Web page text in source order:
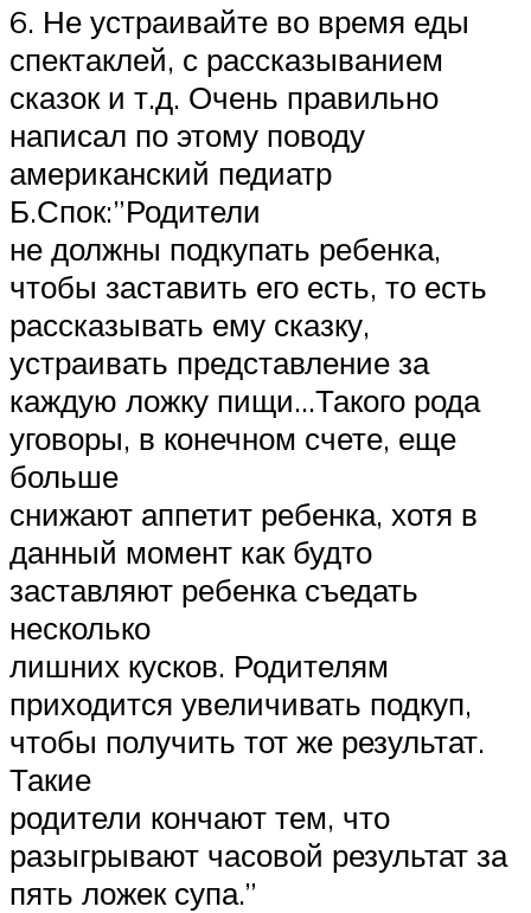
6. Не устраивайте во время еды
спектаклей, с рассказыванием
сказок и т.д. Очень правильно
написал по этому поводу
американский педиатр
Б.Спок:”Родители
не должны подкупать ребенка,
чтобы заставить его есть, то есть
рассказывать ему сказку,
устраивать представление за
каждую ложку пищи…Такого рода
уговоры, в конечном счете, еще
больше
снижают аппетит ребенка, хотя в
данный момент как будто
заставляют ребенка съедать
несколько
лишних кусков. Родителям
приходится увеличивать подкуп,
чтобы получить тот же результат.
Такие
родители кончают тем, что
разыгрывают часовой результат за
пять ложек супа.”